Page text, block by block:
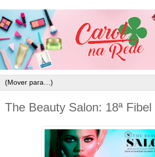
The Beauty Salon: 18ª Fibel